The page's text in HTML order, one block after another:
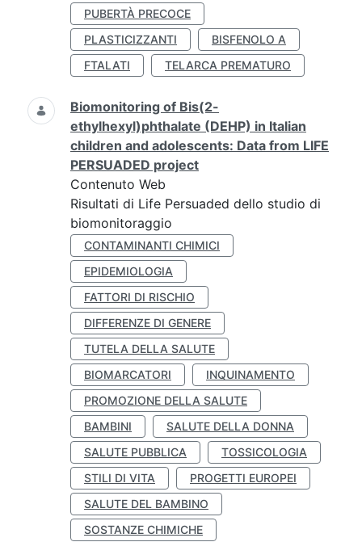
PUBERTÀ PRECOCE
PLASTICIZZANTI
BISFENOLO A
FTALATI
TELARCA PREMATURO
Biomonitoring of Bis(2-
ethylhexyl)phthalate (DEHP) in Italian
children and adolescents: Data from LIFE
PERSUADED project
Contenuto Web
Risultati di Life Persuaded dello studio di
biomonitoraggio
CONTAMINANTI CHIMICI
EPIDEMIOLOGIA
FATTORI DI RISCHIO
DIFFERENZE DI GENERE
TUTELA DELLA SALUTE
BIOMARCATORI
INQUINAMENTO
PROMOZIONE DELLA SALUTE
BAMBINI
SALUTE DELLA DONNA
SALUTE PUBBLICA
TOSSICOLOGIA
STILI DI VITA
PROGETTI EUROPEI
SALUTE DEL BAMBINO
SOSTANZE CHIMICHE